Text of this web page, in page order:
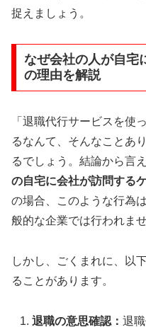
捉えましょう。
なぜ会社の人が自宅
の理由を解説
「退職代行サービスを使
るなんて、そんなことあ
るでしょう。結論から言え
の自宅に会社が訪問する
の場合、このような行為
般的な企業では行われませ
しかし、ごくまれに、以
ることがあります。
退職の意思確認：退